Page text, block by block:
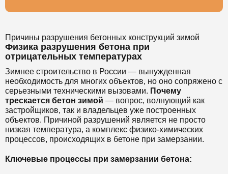
Причины разрушения бетонных конструкций зимой
Физика разрушения бетона при
отрицательных температурах
Зимнее строительство в России — вынужденная
необходимость для многих объектов, но оно сопряжено с
серьезными техническими вызовами. Почему
трескается бетон зимой — вопрос, волнующий как
застройщиков, так и владельцев уже построенных
объектов. Причиной разрушений является не просто
низкая температура, а комплекс физико-химических
процессов, происходящих в бетоне при замерзании.
Ключевые процессы при замерзании бетона: